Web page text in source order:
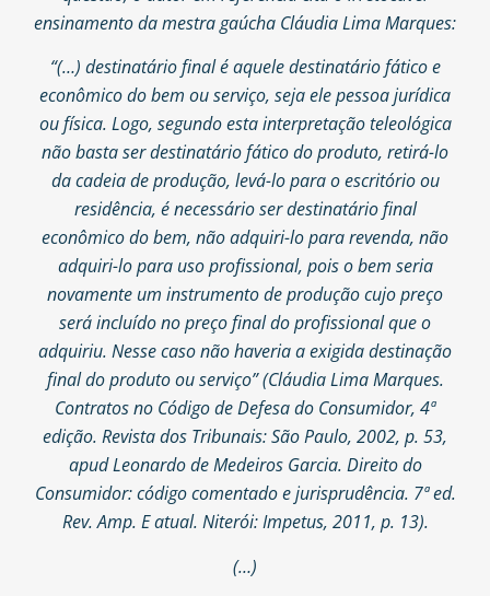
ensinamento da mestra gaúcha Cláudia Lima Marques:
“(…) destinatário final é aquele destinatário fático e
econômico do bem ou serviço, seja ele pessoa jurídica
ou física. Logo, segundo esta interpretação teleológica
não basta ser destinatário fático do produto, retirá-lo
da cadeia de produção, levá-lo para o escritório ou
residência, é necessário ser destinatário final
econômico do bem, não adquiri-lo para revenda, não
adquiri-lo para uso profissional, pois o bem seria
novamente um instrumento de produção cujo preço
será incluído no preço final do profissional que o
adquiriu. Nesse caso não haveria a exigida destinação
final do produto ou serviço” (Cláudia Lima Marques.
Contratos no Código de Defesa do Consumidor, 4ª
edição. Revista dos Tribunais: São Paulo, 2002, p. 53,
apud Leonardo de Medeiros Garcia. Direito do
Consumidor: código comentado e jurisprudência. 7ª ed.
Rev. Amp. E atual. Niterói: Impetus, 2011, p. 13).
(…)